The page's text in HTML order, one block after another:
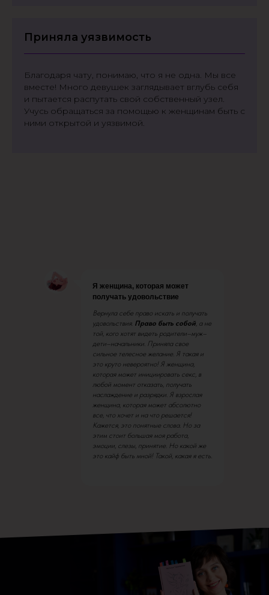
Приняла уязвимость
Благодаря чату, понимаю, что я не одна. Мы все
вместе! Много девушек заглядывает вглубь себя
и пытается распутать свой собственный узел.
Учусь обращаться за помощью к женщинам быть с
ними открытой и уязвимой.
Вернула себе право искать и получать
удовольствия. Право быть собой, а не
той, кого хотят видеть родители–муж–
дети–начальники. Приняла свое
сильное телесное желание. Я такая и
это круто невероятно! Я женщина,
которая может инициировать секс, в
любой момент отказать, получать
наслаждение и разрядки. Я взрослая
женщина, которая может абсолютно
все, что хочет и на что решается!
Кажется, это понятные слова. Но за
этим стоит большая моя работа,
эмоции, слезы, принятие. Но какой же
это кайф быть мной! Такой, какая я есть.
Я женщина, которая может
получать удовольствие